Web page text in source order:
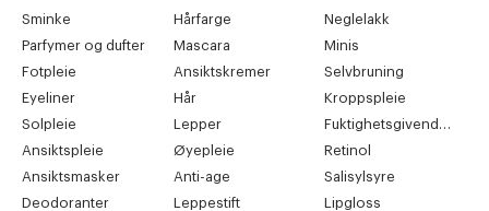
Sminke Hårfarge
Neglelakk
Parfymer og dufter
Mascara
Minis
Fotpleie
Ansiktskremer
Selvbruning
Eyeliner
Hår
Kroppspleie
Solpleie
Lepper
Fuktighetsgivende pleie
Ansiktspleie
Øyepleie
Retinol
Ansiktsmasker
Anti-age
Salisylsyre
Deodoranter
Leppestift
Lipgloss